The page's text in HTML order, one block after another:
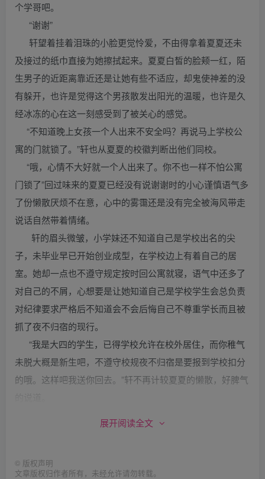
个学哥吧。
“谢谢”
轩望着挂着泪珠的小脸更觉怜爱，不由得拿着夏夏还未
及接过的纸巾直接为她擦拭起来。夏夏白皙的脸颊一红，陌
生男子的近距离靠近还是让她有些不适应，却鬼使神差的没
有躲开，也许是觉得这个男孩散发出阳光的温暖，也许是久
经冰冻的心在这一刻感受到了被关心的感觉。
“不知道晚上女孩一个人出来不安全吗？再说马上学校公
寓的门就锁了。”轩也从夏夏的校徽判断出他们同校。
“哦，心情不大好就一个人出来了。你不也一样不怕公寓
门锁了”回过味来的夏夏已经没有说谢谢时的小心谨慎语气多
了份懒散厌烦不在意，心中的雾霭还是没有完全被海风带走
说话自然带着情绪。
轩的眉头微皱，小学妹还不知道自己是学校出名的尖
子，未毕业早已开始创业成型，在学校边上有着自己的居
室。她却一点也不遵守规定按时回公寓就寝，语气中还多了
对自己的不屑，心想要是让她知道自己是学校学生会总负责
对纪律要求严格后不知道会不会后悔自己不尊重学长而且被
抓了夜不归宿的现行。
“我是大四的学生，已得学校允许在校外居住，而你稚气
未脱大概是新生吧，不遵守校规夜不归宿是要报到学校扣分
的哦。这样吧我送你回去。”轩不再计较夏夏的懒散，好脾气
还温柔的为她擦泪。于是默认的走到沙滩穿上鞋子准备回公
展开阅读全文
© 版权声明
文章版权归作者所有，未经允许请勿转载。